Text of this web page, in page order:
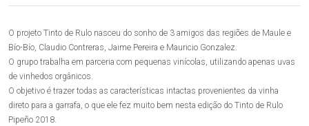
O projeto Tinto de Rulo nasceu do sonho de 3 amigos das regiões de Maule e
Bío-Bío, Claudio Contreras, Jaime Pereira e Mauricio Gonzalez.
O grupo trabalha em parceria com pequenas vinícolas, utilizando apenas uvas
de vinhedos orgânicos.
O objetivo é trazer todas as características intactas provenientes da vinha
direto para a garrafa, o que ele fez muito bem nesta edição do Tinto de Rulo
Pipeño 2018.